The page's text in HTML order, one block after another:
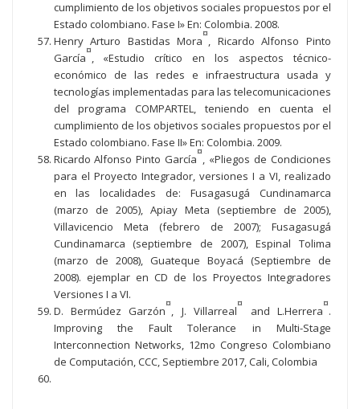
cumplimiento de los objetivos sociales propuestos por el
Estado colombiano. Fase I» En: Colombia. 2008.
Henry Arturo Bastidas Mora
¤
, Ricardo Alfonso Pinto
García
¤
, «Estudio crítico en los aspectos técnico-
económico de las redes e infraestructura usada y
tecnologías implementadas para las telecomunicaciones
del programa COMPARTEL, teniendo en cuenta el
cumplimiento de los objetivos sociales propuestos por el
Estado colombiano. Fase II» En: Colombia. 2009.
Ricardo Alfonso Pinto García
¤
, «Pliegos de Condiciones
para el Proyecto Integrador, versiones I a VI, realizado
en las localidades de: Fusagasugá Cundinamarca
(marzo de 2005), Apiay Meta (septiembre de 2005),
Villavicencio Meta (febrero de 2007); Fusagasugá
Cundinamarca (septiembre de 2007), Espinal Tolima
(marzo de 2008), Guateque Boyacá (Septiembre de
2008). ejemplar en CD de los Proyectos Integradores
Versiones I a VI.
D. Bermúdez Garzón
¤
, J. Villarreal
¤
and L.Herrera
¤
.
Improving the Fault Tolerance in Multi-Stage
Interconnection Networks, 12mo Congreso Colombiano
de Computación, CCC, Septiembre 2017, Cali, Colombia